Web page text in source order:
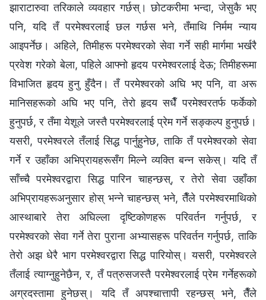
झाराटारुवा तरिकाले व्यवहार गर्छस्। छोटकरीमा भन्दा, जेसुकै भए
पनि, यदि तँ परमेश्‍वरलाई छल गर्छस भने, तँमाथि निर्मम न्याय
आइपर्नेछ। अहिले, तिमीहरू परमेश्‍वरको सेवा गर्ने सही मार्गमा भर्खरै
प्रवेश गरेको बेला, पहिले आफ्नो हृदय परमेश्‍वरलाई देऊ; तिमीहरूमा
विभाजित हृदय हुनु हुँदैन। तँ परमेश्‍वरको अघि भए पनि, वा अरू
मानिसहरूको अघि भए पनि, तेरो हृदय सधैँ परमेश्‍वरतर्फ फर्केको
हुनुपर्छ, र तँमा येशूले जस्तै परमेश्‍वरलाई प्रेम गर्ने सङ्कल्प हुनुपर्छ।
यसरी, परमेश्‍वरले तँलाई सिद्ध पार्नुहुनेछ, ताकि तँ परमेश्‍वरको सेवा
गर्ने र उहाँका अभिप्रायहरूसँग मिल्ने व्यक्ति बन्न सकेस्। यदि तँ
साँच्चै परमेश्‍वरद्वारा सिद्ध पारिन चाहन्छस्, र तेरो सेवा उहाँका
अभिप्रायहरूअनुसार होस् भन्‍ने चाहन्छस् भने, तैँले परमेश्‍वरमाथिको
आस्थाबारे तेरा अघिल्ला दृष्टिकोणहरू परिवर्तन गर्नुपर्छ, र
परमेश्‍वरको सेवा गर्ने तेरा पुराना अभ्यासहरू परिवर्तन गर्नुपर्छ, ताकि
तेरो अझ धेरै भाग परमेश्‍वरद्वारा सिद्ध पारियोस्। यसरी, परमेश्‍वरले
तँलाई त्याग्नुहुनेछैन, र, तँ पत्रुसजस्तै परमेश्‍वरलाई प्रेम गर्नेहरूको
अग्रदस्तामा हुनेछस्। यदि तँ अपश्चात्तापी रहन्छस् भने, तैँले